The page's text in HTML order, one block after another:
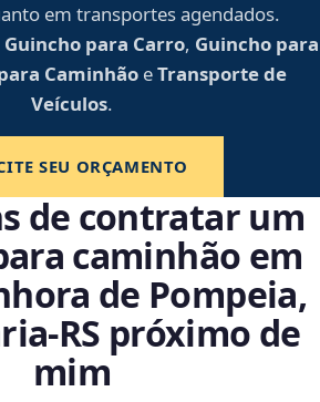
em transportes agendados.
Guincho para Carro, Guincho para
CaminhãoeTransporte de
Veículos.
SEU ORÇAMENTO
de contratar um
caminhão em
de Pompeia,
próximo de
mim